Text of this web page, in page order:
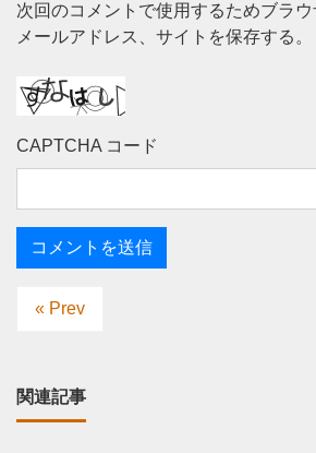
次回のコメントで使用するためブラウ
メールアドレス、サイトを保存する。
CAPTCHA コード
« Prev
関連記事